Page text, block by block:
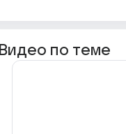
Видео по теме